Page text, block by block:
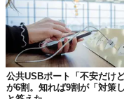
心配の量によって、
ない。
公共USBポート「不安だけど
が6割。知れば9割が「対策し